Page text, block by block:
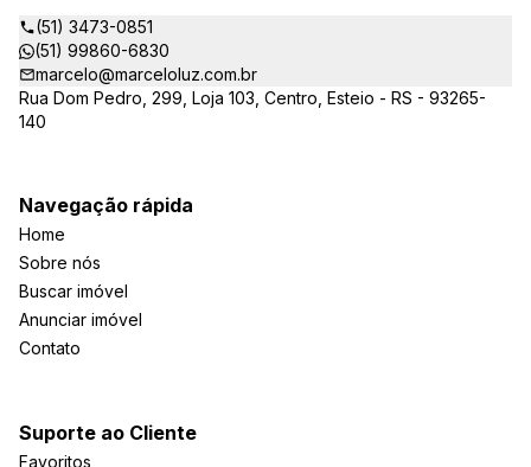
(51) 3473-0851
(51) 99860-6830
marcelo@marceloluz.com.br
Rua Dom Pedro, 299, Loja 103, Centro, Esteio - RS - 93265-
140
Navegação rápida
Home
Sobre nós
Buscar imóvel
Anunciar imóvel
Contato
Suporte ao Cliente
Favoritos